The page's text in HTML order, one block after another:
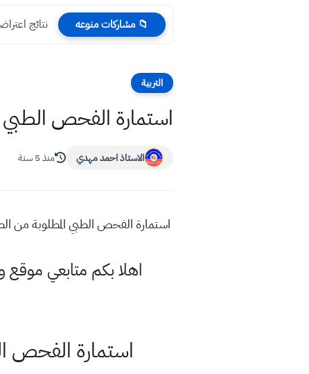
📁 مشاركات منوعه نتائج اعتراضات
التربية
استمارة الفحص الطبي
الاستاذ احمد مهدي منذ 5 سنة
استمارة الفحص الطبي المطلوبة من
اهلا بكم متابعي موقع
استمارة الفحص